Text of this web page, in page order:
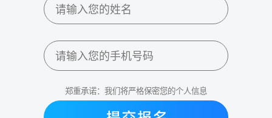
郑重承诺：我们将严格保密您的个人信息